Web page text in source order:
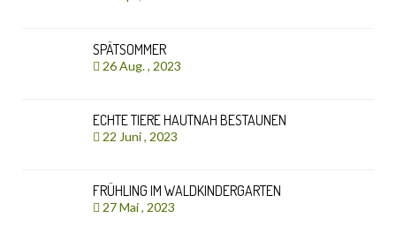
SPÄTSOMMER
26 Aug. , 2023
ECHTE TIERE HAUTNAH BESTAUNEN
22 Juni , 2023
FRÜHLING IM WALDKINDERGARTEN
27 Mai , 2023